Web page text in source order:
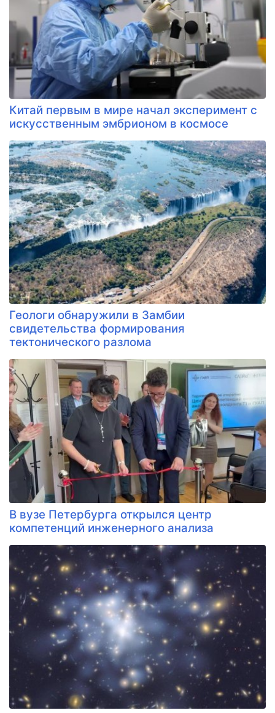
Китай первым в мире начал эксперимент с
искусственным эмбрионом в космосе
Геологи обнаружили в Замбии
свидетельства формирования
тектонического разлома
В вузе Петербурга открылся центр
компетенций инженерного анализа